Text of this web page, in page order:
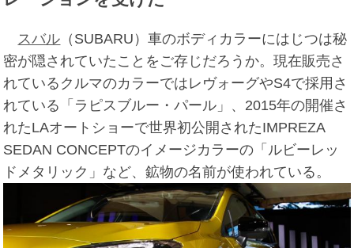
スバル （SUBARU）車のボディカラーにはじつは秘
密が隠されていたことをご存じだろうか。現在販売さ
れているクルマのカラーではレヴォーグやS4で採用さ
れている「ラピスブルー・パール」、2015年の開催さ
れたLAオートショーで世界初公開されたIMPREZA
SEDAN CONCEPTのイメージカラーの「ルビーレッ
ドメタリック」など、鉱物の名前が使われている。